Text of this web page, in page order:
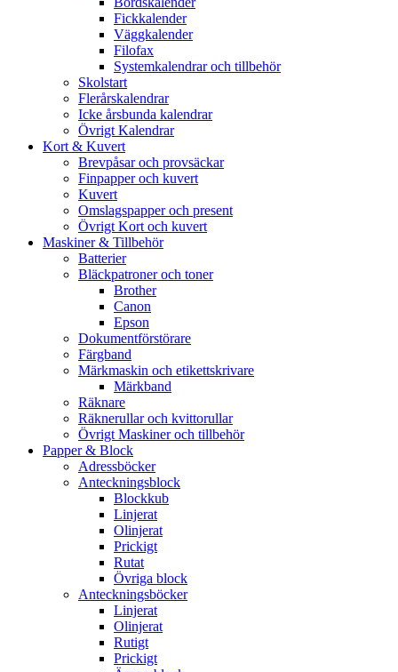
Fickkalender
Väggkalender
Filofax
Systemkalendrar och tillbehör
Skolstart
Flerårskalendrar
Icke årsbunda kalendrar
Övrigt Kalendrar
Kort & Kuvert
Brevpåsar och provsäckar
Finpapper och kuvert
Kuvert
Omslagspapper och present
Övrigt Kort och kuvert
Maskiner & Tillbehör
Batterier
Bläckpatroner och toner
Brother
Canon
Epson
Dokumentförstörare
Färgband
Märkmaskin och etikettskrivare
Märkband
Räknare
Räknerullar och kvittorullar
Övrigt Maskiner och tillbehör
Papper & Block
Adressböcker
Anteckningsblock
Blockkub
Linjerat
Olinjerat
Prickigt
Rutat
Övriga block
Anteckningsböcker
Linjerat
Olinjerat
Rutigt
Prickigt